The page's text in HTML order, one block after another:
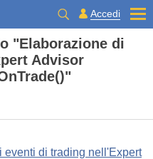
Accedi
"Elaborazione di
Advisor
eventi di trading nell'Expert